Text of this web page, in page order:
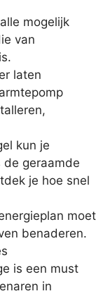
mogelijk
van
laten
kun je
de geraamde
je hoe snel
moet
benaderen.
is een must
in